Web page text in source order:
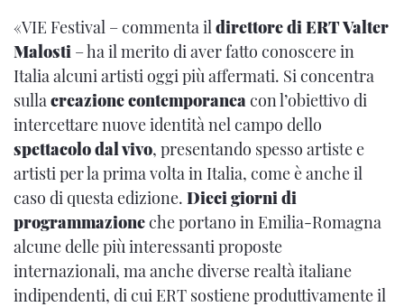
«VIE Festival – commenta il direttore di ERT Valter
Malosti – ha il merito di aver fatto conoscere in
Italia alcuni artisti oggi più affermati. Si concentra
sulla creazione contemporanea con l’obiettivo di
intercettare nuove identità nel campo dello
spettacolo dal vivo, presentando spesso artiste e
artisti per la prima volta in Italia, come è anche il
caso di questa edizione. Dieci giorni di
programmazioneche portano in Emilia-Romagna
alcune delle più interessanti proposte
internazionali, ma anche diverse realtà italiane
indipendenti, di cui ERT sostiene produttivamente il